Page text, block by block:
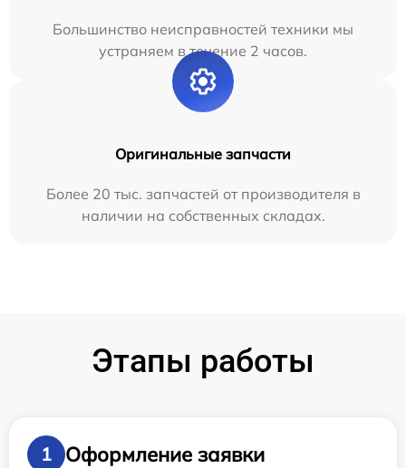
Большинство неисправностей техники мы
устраняем в течение 2 часов.
Оригинальные запчасти
Более 20 тыс. запчастей от производителя в
наличии на собственных складах.
Этапы работы
1
Оформление заявки